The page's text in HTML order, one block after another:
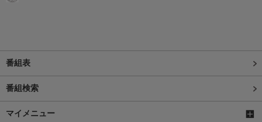
番組表
番組検索
マイメニュー